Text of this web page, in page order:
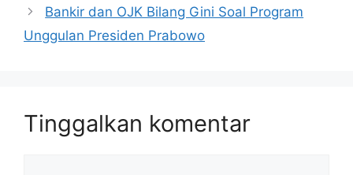
Bankir dan OJK Bilang Gini Soal Program
Unggulan Presiden Prabowo
Tinggalkan komentar